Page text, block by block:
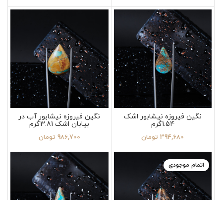
نگین فیروزه نیشابور اشک
1.54گرم
394,680 تومان
نگین فیروزه نیشابور آب در
بیابان اشک 3.81گرم
986,700 تومان
اتمام موجودی